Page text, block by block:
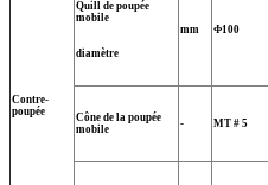
Contre-
poupée
Quill de poupée
mobile
diamètre
mm Φ100
Cône de la poupée
mobile
- MT # 5